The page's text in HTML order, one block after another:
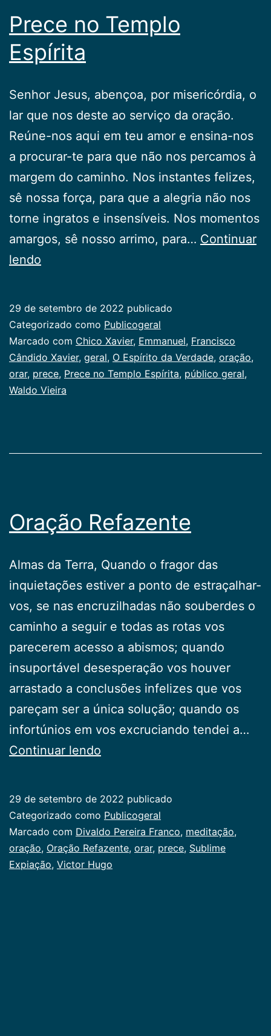
Prece no Templo
Espírita
Senhor Jesus, abençoa, por misericórdia, o
lar que nos deste ao serviço da oração.
Reúne-nos aqui em teu amor e ensina-nos
a procurar-te para que não nos percamos à
margem do caminho. Nos instantes felizes,
sê nossa força, para que a alegria não nos
torne ingratos e insensíveis. Nos momentos
amargos, sê nosso arrimo, para… Continuar
lendo
Espírita
29 de setembro de 2022 publicado
Categorizado como Publicogeral
Marcado com Chico Xavier, Emmanuel, Francisco
Cândido Xavier, geral, O Espírito da Verdade, oração,
orar, prece, Prece no Templo Espírita, público geral,
Waldo Vieira
Oração Refazente
Almas da Terra, Quando o fragor das
inquietações estiver a ponto de estraçalhar-
vos, se nas encruzilhadas não souberdes o
caminho a seguir e todas as rotas vos
parecerem acesso a abismos; quando
insuportável desesperação vos houver
arrastado a conclusões infelizes que vos
pareçam ser a única solução; quando os
infortúnios em vos excruciando tendei a…
Continuar lendo
29 de setembro de 2022 publicado
Categorizado como Publicogeral
Marcado com Divaldo Pereira Franco, meditação,
oração, Oração Refazente, orar, prece, Sublime
Expiação, Victor Hugo